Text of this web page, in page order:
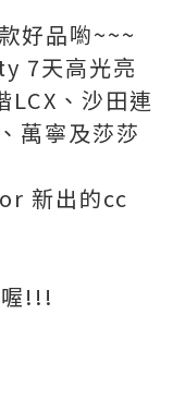
好品喲~~~
7天高光亮
LCX、沙田連
萬寧及莎莎
新出的cc
!!!